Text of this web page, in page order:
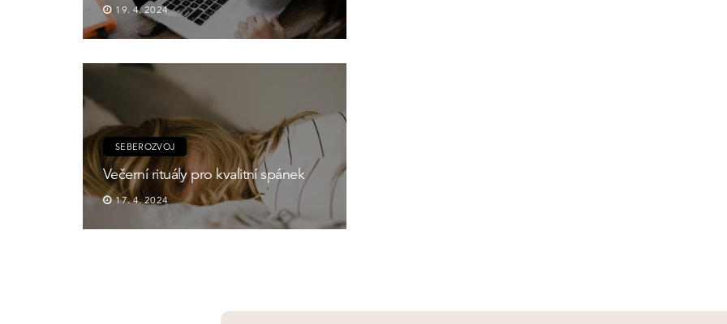
19. 4. 2024
SEBEROZVOJ
Večerní rituály pro kvalitní spánek
17. 4. 2024